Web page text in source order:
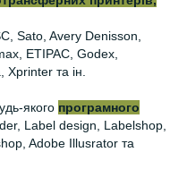
Sato, Avery Denisson,
ETIPAC, Godex,
та ін.
якого програмного
Label design, Labelshop,
Adobe Illusrator та